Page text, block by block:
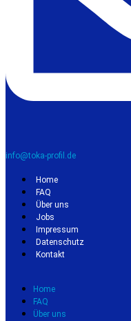
info@toka-profil.de
Home
FAQ
Über uns
Jobs
Impressum
Datenschutz
Kontakt
Home
FAQ
Über uns